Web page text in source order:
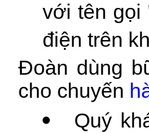
với tên gọi
điện trên
Đoàn dùng
cho chuyến
Quý